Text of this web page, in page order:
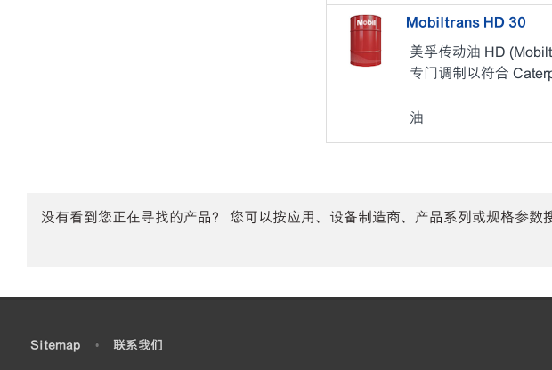
Mobiltrans HD 30
美孚传动油 HD
专门调制以符合
油
没有看到您正在寻找的产品？ 您可以按应用、设备制造商、产品系列或规格参数
Sitemap • 联系我们